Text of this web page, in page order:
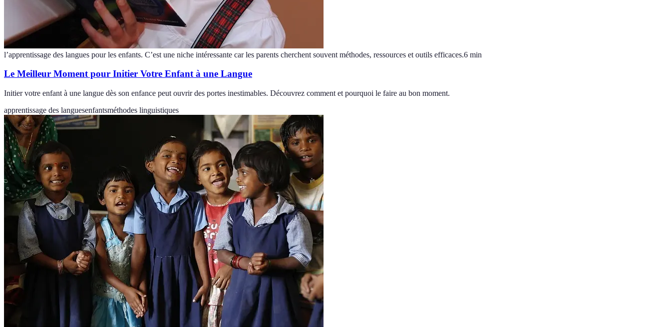
l’apprentissage des langues pour les enfants. C’est une niche intéressante car les parents cherchent souvent méthodes, ressources et outils efficaces.6 min
Le Meilleur Moment pour Initier Votre Enfant à une Langue
Initier votre enfant à une langue dès son enfance peut ouvrir des portes inestimables. Découvrez comment et pourquoi le faire au bon moment.
apprentissage des languesenfantsméthodes linguistiques